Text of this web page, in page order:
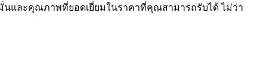
และคุณภาพที่ยอดเยี่ยมในราคาที่คุณสามารถรับได้ ไม่ว่า